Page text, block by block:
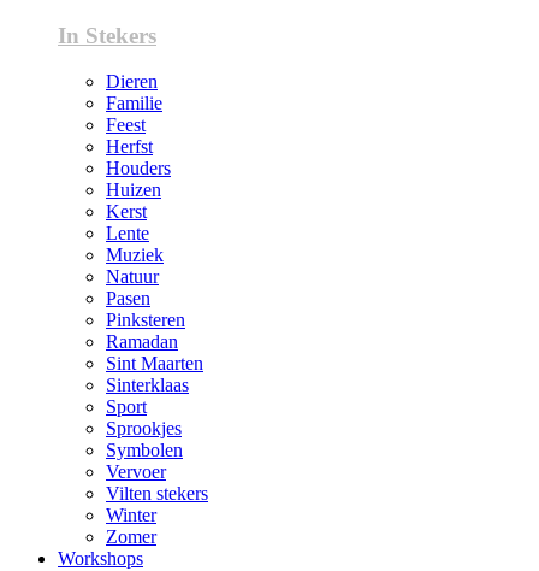
In Stekers
Dieren
Familie
Feest
Herfst
Houders
Huizen
Kerst
Lente
Muziek
Natuur
Pasen
Pinksteren
Ramadan
Sint Maarten
Sinterklaas
Sport
Sprookjes
Symbolen
Vervoer
Vilten stekers
Winter
Zomer
Workshops